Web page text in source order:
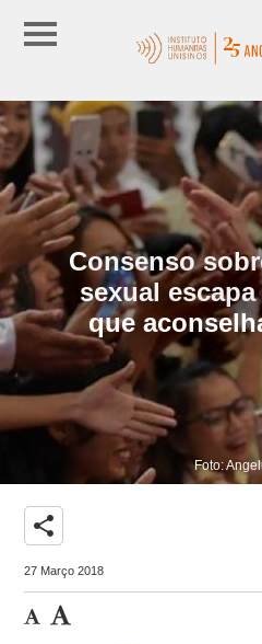
Consenso
sexual
que
Foto:
share
27 Março 2018